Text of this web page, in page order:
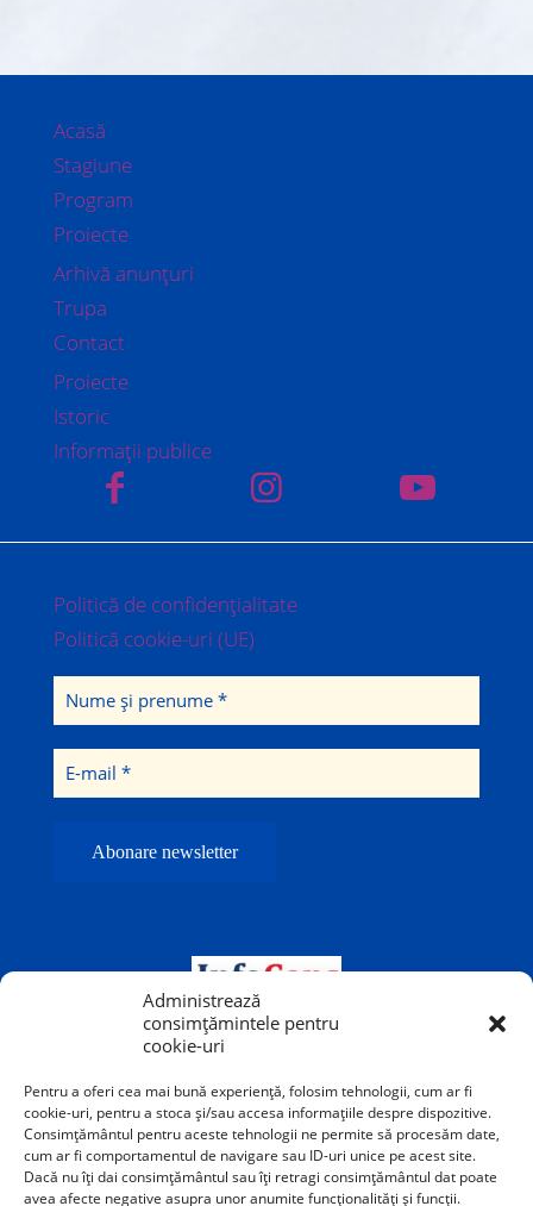
Administrează
consimțămintele pentru
cookie-uri
Pentru a oferi cea mai bună experiență, folosim tehnologii, cum ar fi
cookie-uri, pentru a stoca și/sau accesa informațiile despre dispozitive.
Consimțământul pentru aceste tehnologii ne permite să procesăm date,
cum ar fi comportamentul de navigare sau ID-uri unice pe acest site.
Dacă nu îți dai consimțământul sau îți retragi consimțământul dat poate
avea afecte negative asupra unor anumite funcționalități și funcții.
Acasă
Stagiune
Program
Proiecte
Arhivă anunțuri
Trupa
Contact
Proiecte
Istoric
Informații publice
Politică de confidențialitate
Politică cookie-uri (UE)